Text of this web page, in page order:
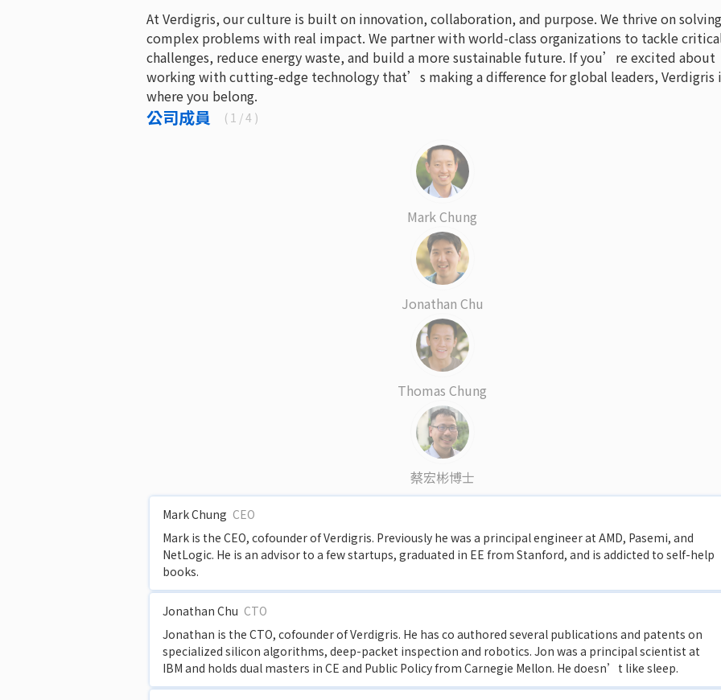
At Verdigris, our culture is built on innovation, collaboration, and purpose. We thrive on solving
complex problems with real impact. We partner with world-class organizations to tackle
challenges, reduce energy waste, and build a more sustainable future. If you’re excited about
working with cutting-edge technology that’s making a difference for global leaders, Verdigris
where you belong.
公司成員 ( 1 / 4 )
Mark Chung
Jonathan Chu
Thomas Chung
蔡宏彬博士
Mark Chung CEO
Mark is the CEO, cofounder of Verdigris. Previously he was a principal engineer at AMD, Pasemi, and
NetLogic. He is an advisor to a few startups, graduated in EE from Stanford, and is addicted to self-help
books.
Jonathan Chu CTO
Jonathan is the CTO, cofounder of Verdigris. He has co authored several publications and patents on
specialized silicon algorithms, deep-packet inspection and robotics. Jon was a principal scientist at
IBM and holds dual masters in CE and Public Policy from Carnegie Mellon. He doesn’t like sleep.